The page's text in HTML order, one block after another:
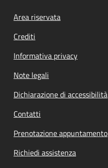
Footer menu
Area riservata
Crediti
Informativa privacy
Note legali
Dichiarazione di accessibilità
Contatti
Prenotazione appuntamento
Richiedi assistenza